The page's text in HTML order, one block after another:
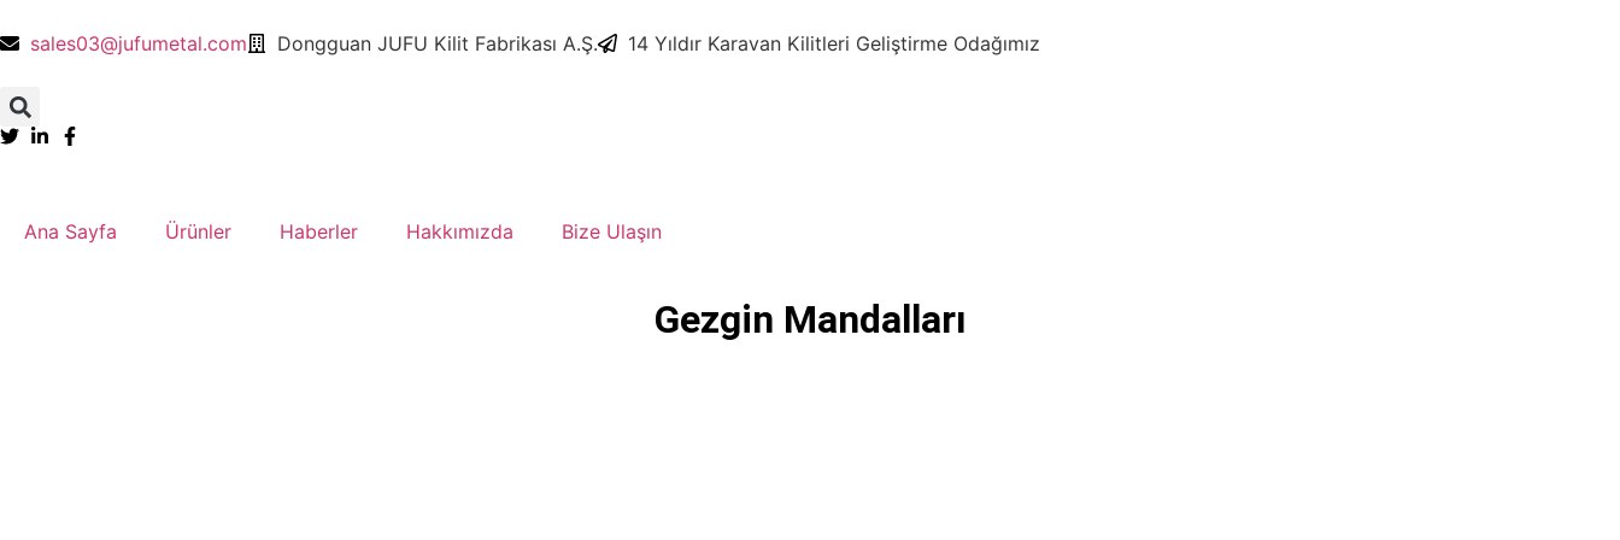
sales03@jufumetal.com ​Dongguan JUFU Kilit Fabrikası A.Ş. ​14 Yıldır Karavan Kilitleri Geliştirme Odağımız
Ana Sayfa ​Ürünler ​Haberler ​Hakkımızda Bize Ulaşın
Gezgin Mandalları